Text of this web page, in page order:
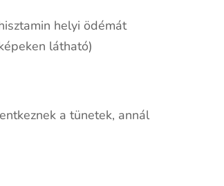
helyi ödémát
látható)
a tünetek, annál